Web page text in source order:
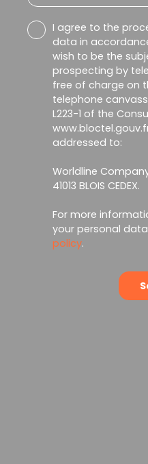
I agree to the
data in
wish to be the
prospecting by
free of charge on
telephone
L223-1 of the
addressed to:
Worldline
41013 BLOIS CEDEX.
For more
your personal
policy.